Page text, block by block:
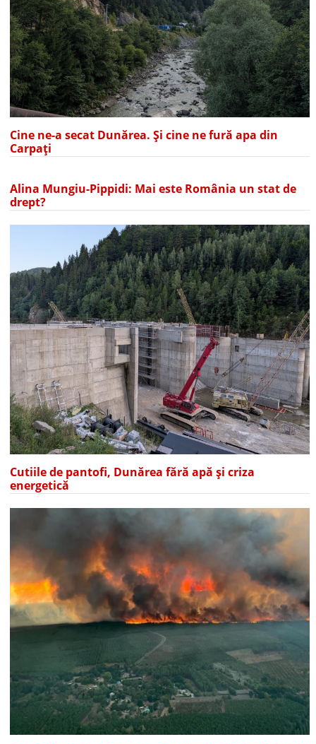
Cine ne-a secat Dunărea. Și cine ne fură apa din
Carpați
Alina Mungiu-Pippidi: Mai este România un stat de
drept?
Cutiile de pantofi, Dunărea fără apă și criza
energetică